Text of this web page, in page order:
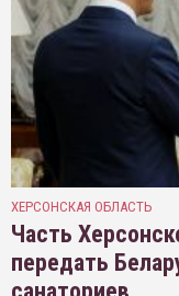
ХЕРСОНСКАЯ ОБЛАСТЬ
Часть
передать